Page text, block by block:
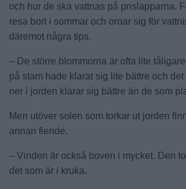
och hur de ska vattnas på prislapparna.
resa bort i sommar och oroar sig för
däremot några tips.
– De större blommorna är ofta lite
på stam hade klarat sig lite bättre och
ner i jorden klarar sig bättre än de som
Men utöver solen som torkar ut jorden
annan fiende.
– Vinden är också boven i mycket. Den
det som är i kruka.